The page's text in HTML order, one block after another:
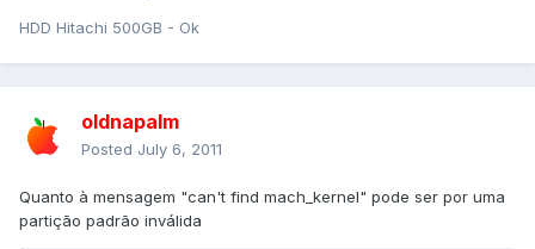
HDD Hitachi 500GB - Ok
oldnapalm
Posted July 6, 2011
Quanto à mensagem "can't find mach_kernel" pode ser por uma
partição padrão inválida